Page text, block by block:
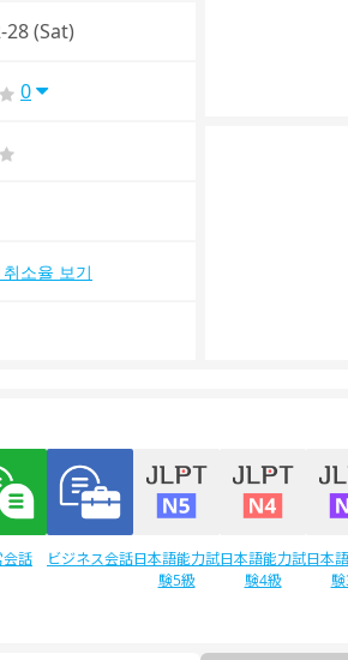
28 (Sat)
0
소율 보기
会話 ビジネス会話日本語能力試
験5級
日本語能力試
験4級
日本